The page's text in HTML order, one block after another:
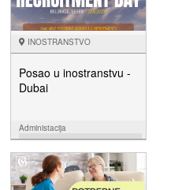
INOSTRANSTVO
Posao u inostranstvu -
Dubai
Administacija
NUDIM